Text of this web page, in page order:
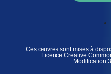
Ces œuvres sont mises à
Licence Creative
Modification